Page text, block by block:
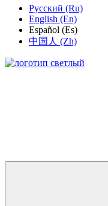
Русский (Ru)
English (En)
Español (Es)
中国人 (Zh)